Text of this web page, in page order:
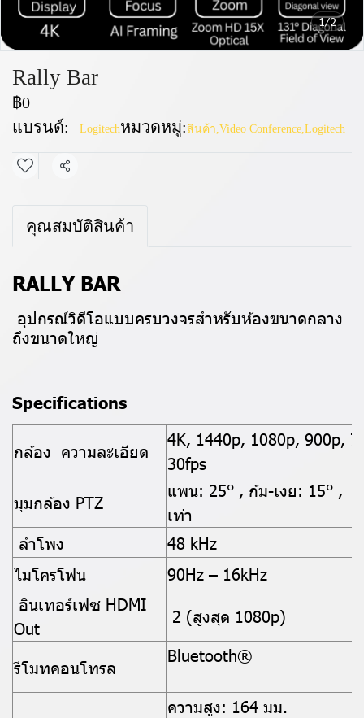
1/2
Rally Bar
฿0
แบรนด์:
Logitechหมวดหมู่: สินค้า,Video Conference,Logitech
แชร์
คุณสมบัติสินค้า
RALLY BAR
อุปกรณ์วิดีโอแบบครบวงจรสำหรับห้องขนาดกลาง
ถึงขนาดใหญ่
Specifications
กล้อง ความละเอียด
4K, 1440p, 1080p, 900p,
30fps
มุมกล้อง PTZ
แพน: 25° , ก้ม-เงย: 15° ,
เท่า
ลำโพง
48 kHz
ไมโครโฟน
90Hz – 16kHz
อินเทอร์เฟซ HDMI
Out
2 (สูงสุด 1080p)
รีโมทคอนโทรล
Bluetooth®
ความสูง: 164 มม.